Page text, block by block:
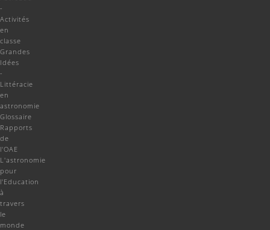
-
Activités
en
classe
Grandes
Idées
-
Littéracie
en
astronomie
Glossaire
Rapports
de
l'OAE
L'astronomie
pour
l'Education
à
travers
le
monde